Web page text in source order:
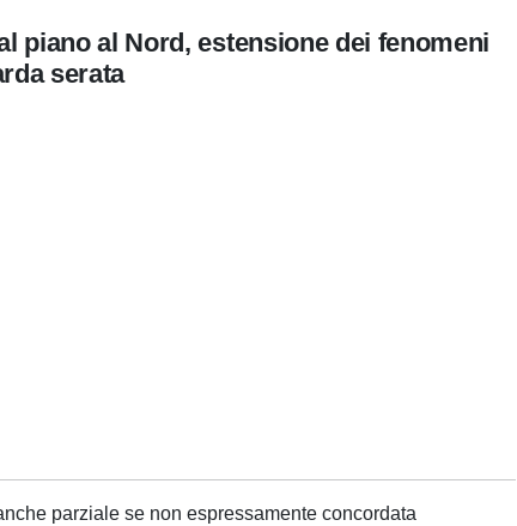
piano al Nord, estensione dei fenomeni
serata
parziale se non espressamente concordata